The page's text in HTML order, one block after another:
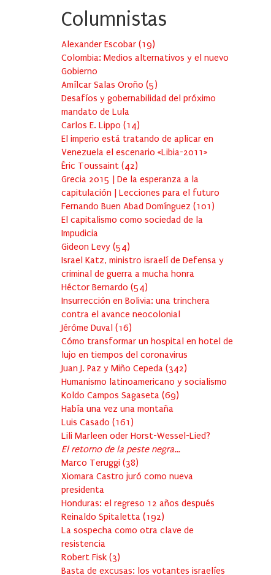
Columnistas
Alexander Escobar (19)
Colombia: Medios alternativos y el nuevo
Gobierno
Amílcar Salas Oroño (5)
Desafíos y gobernabilidad del próximo
mandato de Lula
Carlos E. Lippo (14)
El imperio está tratando de aplicar en
Venezuela el escenario «Libia-2011»
Éric Toussaint (42)
Grecia 2015 | De la esperanza a la
capitulación | Lecciones para el futuro
Fernando Buen Abad Domínguez (101 )
El capitalismo como sociedad de la
Impudicia
Gideon Levy (54)
Israel Katz, ministro israelí de Defensa y
criminal de guerra a mucha honra
Héctor Bernardo (54)
Insurrección en Bolivia: una trinchera
contra el avance neocolonial
Jérôme Duval (16)
Cómo transformar un hospital en hotel de
lujo en tiempos del coronavirus
Juan J. Paz y Miño Cepeda (342)
Humanismo latinoamericano y socialismo
Koldo Campos Sagaseta (69)
Había una vez una montaña
Luis Casado (161 )
Lili Marleen oder Horst-Wessel-Lied?
El retorno de la peste negra…
Marco Teruggi (38)
Xiomara Castro juró como nueva
presidenta
Honduras: el regreso 12 años después
Reinaldo Spitaletta (192)
La sospecha como otra clave de
resistencia
Robert Fisk (3)
Basta de excusas: los votantes israelíes